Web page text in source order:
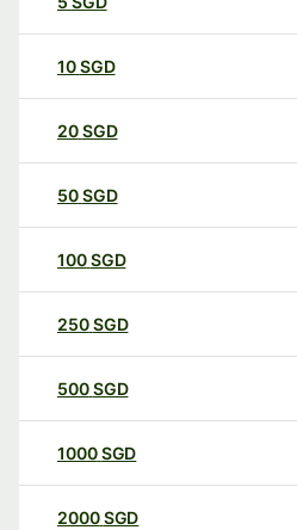
10SGD
20SGD
50SGD
100SGD
250SGD
500SGD
1000SGD
2000SGD